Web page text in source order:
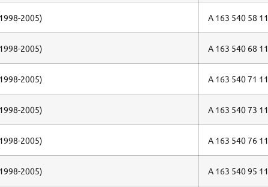
2005) A 163 540 58 11
2005) A 163 540 68 11
2005) A 163 540 71 11
2005) A 163 540 73 11
2005) A 163 540 76 11
2005) A 163 540 95 11